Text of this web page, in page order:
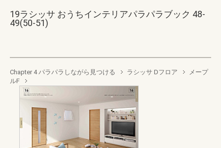
19ラシッサ おうちインテリアパラパラブック 48-
49(50-51)
Chapter 4 パラパラしながら見つける ラシッサ Dフロア
メープ
ルF